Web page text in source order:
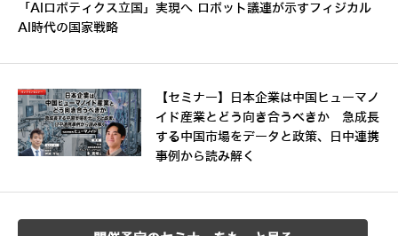
「AIロボティクス立国」実現へ ロボット議連が示すフィジカル
AI時代の国家戦略
【セミナー】日本企業は中国ヒューマノ
イド産業とどう向き合うべきか 急成長
する中国市場をデータと政策、日中連携
事例から読み解く